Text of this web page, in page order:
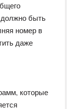
быть
номер в
даже
которые